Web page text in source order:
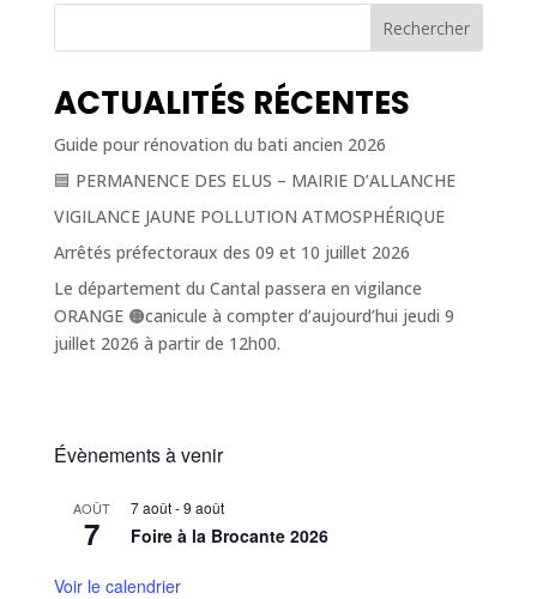
Rechercher
ACTUALITÉS RÉCENTES
Guide pour rénovation du bati ancien 2026
🟦 PERMANENCE DES ELUS – MAIRIE D’ALLANCHE
VIGILANCE JAUNE POLLUTION ATMOSPHÉRIQUE
Arrêtés préfectoraux des 09 et 10 juillet 2026
Le département du Cantal passera en vigilance
ORANGE 🟠canicule à compter d’aujourd’hui jeudi 9
juillet 2026 à partir de 12h00.
Évènements à venir
AOÛT
7
7 août-9 août
Foire à la Brocante 2026
Voir le calendrier